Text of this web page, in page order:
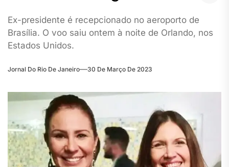
Ex-presidente é recepcionado no aeroporto de
Brasília. O voo saiu ontem à noite de Orlando, nos
Estados Unidos.
Jornal Do Rio De Janeiro 30 De Março De 2023